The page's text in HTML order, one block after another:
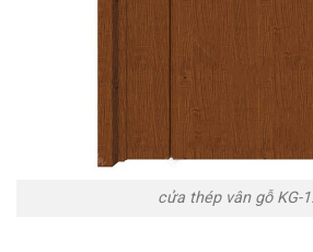
cửa thép vân gỗ KG-